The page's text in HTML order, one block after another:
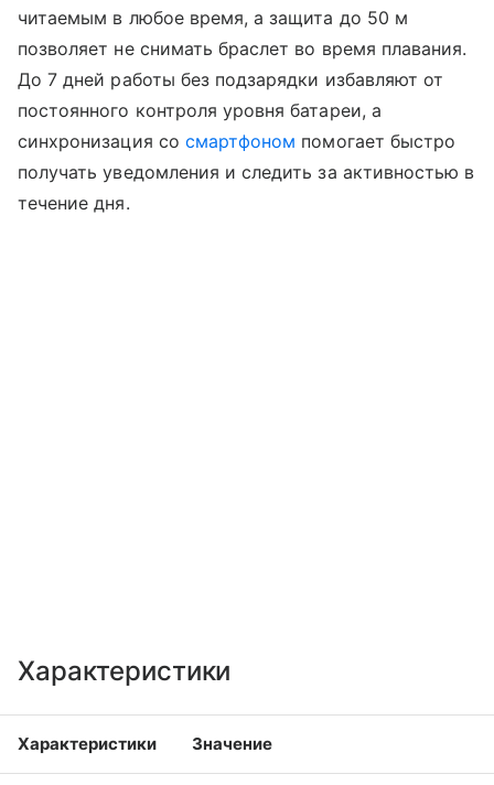
читаемым в любое время, а защита до 50 м
позволяет не снимать браслет во время плавания.
До 7 дней работы без подзарядки избавляют от
постоянного контроля уровня батареи, а
синхронизация со смартфоном помогает быстро
получать уведомления и следить за активностью в
течение дня.
Характеристики
Характеристики Значение